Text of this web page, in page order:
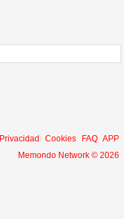
Privacidad Cookies FAQ APP
Memondo Network © 2026